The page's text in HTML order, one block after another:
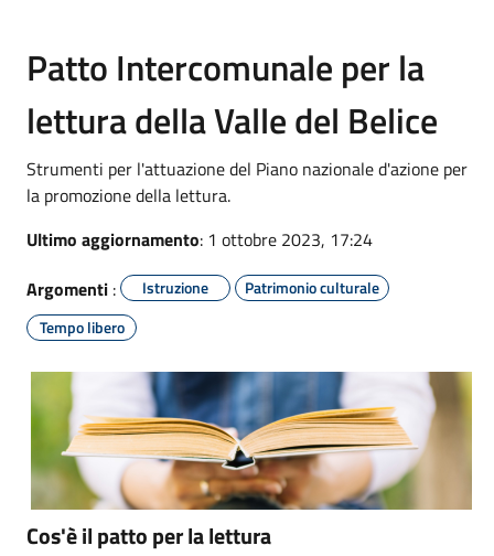
Patto Intercomunale per la
lettura della Valle del Belice
Strumenti per l'attuazione del Piano nazionale d'azione per
la promozione della lettura.
Ultimo aggiornamento: 1 ottobre 2023, 17:24
Argomenti : Istruzione
Patrimonio culturale
Tempo libero
Cos'è il patto per la lettura